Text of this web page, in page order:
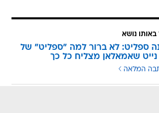
באותו נושא
ספליט: לא ברור למה "ספליט" של
שאמאלאן מצליח כל כך
המלאה